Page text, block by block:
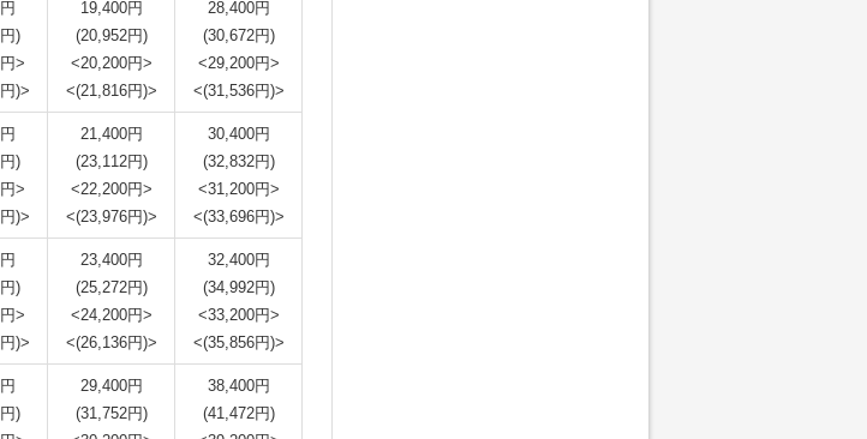
)
>
)>
19,400円
(20,952円)
<20,200円>
<(21,816円)>
28,400円
(30,672円)
<29,200円>
<(31,536円)>
)
>
)>
21,400円
(23,112円)
<22,200円>
<(23,976円)>
30,400円
(32,832円)
<31,200円>
<(33,696円)>
)
>
)>
23,400円
(25,272円)
<24,200円>
<(26,136円)>
32,400円
(34,992円)
<33,200円>
<(35,856円)>
)
29,400円
(31,752円)
38,400円
(41,472円)